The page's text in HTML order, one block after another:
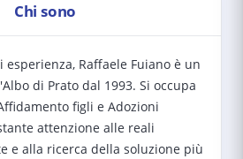
Chi sono
esperienza, Raffaele Fuiano è un
di Prato dal 1993. Si occupa
figli e Adozioni
attenzione alle reali
e alla ricerca della soluzione più